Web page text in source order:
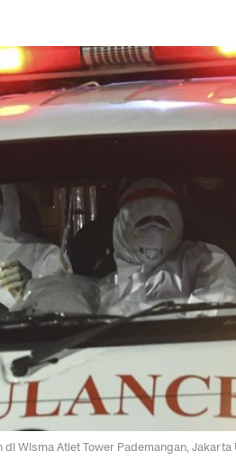
Wisma Atlet Tower Pademangan, Jakarta